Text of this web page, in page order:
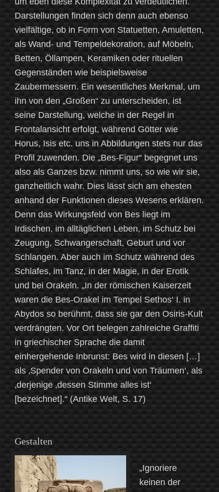
Darstellungen finden sich denn auch ebenso
vielfältige, ob in Form von Statuetten, Amuletten,
als Wand- und Tempeldekoration, auf Möbeln,
Betten, Öllampen, Keramiken oder rituellen
Gegenständen wie beispielsweise
Zaubermessern. Ein wesentliches Merkmal, um
ihn von den „Großen“ zu unterscheiden, ist
seine Darstellung, welche in der Regel in
Frontalansicht erfolgt, während Götter wie
Horus, Isis etc. uns in Abbildungen stets nur das
Profil zuwenden. Die „Bes-Figur“ begegnet uns
also als Ganzes bzw. nimmt uns, so wie wir sie,
ganzheitlich wahr. Dies lässt sich am ehesten
anhand der Funktionen dieses Wesens erklären.
Denn das Wirkungsfeld von Bes liegt im
Irdischen, im alltäglichen Leben, im Schutz bei
Zeugung, Schwangerschaft, Geburt und vor
Schlangen. Aber auch im Schutz während des
Schlafes, im Tanz, in der Magie, in der Erotik
und bei Orakeln. „In der römischen Kaiserzeit
waren die Bes-Orakel im Tempel Sethos‘ I. in
Abydos so berühmt, dass sie gar den Osiris-Kult
verdrängten. Vor Ort belegen zahlreiche Graffiti
in griechischer Sprache die damit
einhergehende Inbrunst: Bes wird in diesen […]
als ‚Spender von Orakeln und von Träumen‘, als
‚derjenige ‚dessen Stimme alles ist‘
[bezeichnet].“ (Antike Welt, S. 17)
Gestalten
„Ignoriere
keinen der